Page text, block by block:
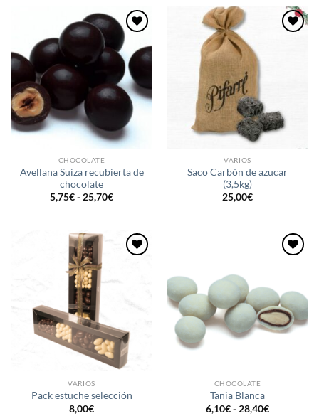
hasta
21,05€
Añadir
a la
lista de
deseos
CHOCOLATE
Avellana Suiza recubierta de
chocolate
5,75€- 25,70€Rango
5,75€
hasta
25,70€
VARIOS
Saco Carbón de azucar
(3,5kg)
25,00€
VARIOS
Pack estuche selección
8,00€
deseos
CHOCOLATE
Tania Blanca
6,10€- 28,40€Rango